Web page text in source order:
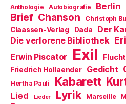
Anthologie Autobiografie Berlin
Brief Chanson Christoph
Claassen-Verlag Dada Der
Die verlorene Bibliothek
Erwin Piscator Exil Flucht
Friedrich Hollaender Gedicht
Hertha Pauli Kabarett
Lied Lieder Lyrik Marseille